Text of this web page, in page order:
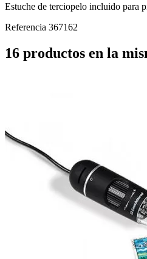
Estuche de terciopelo incluido para
Referencia 367162
16 productos en la